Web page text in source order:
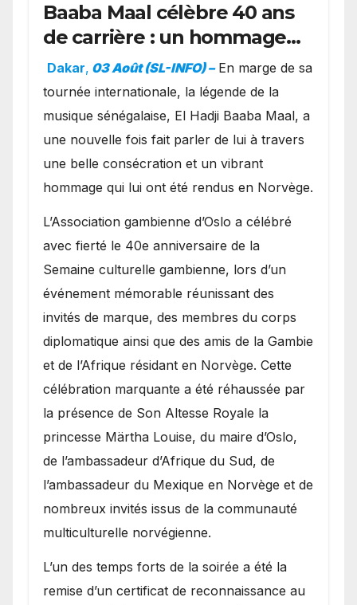
Baaba Maal célèbre 40 ans
de carrière : un hommage
exceptionnel à Oslo en
présence de la famille
royale.
Dakar, 03 Août (SL-INFO) – ​En marge de sa
tournée internationale, la légende de la
musique sénégalaise, El Hadji Baaba Maal, a
une nouvelle fois fait parler de lui à travers
une belle consécration et un vibrant
hommage qui lui ont été rendus en Norvège.
​L’Association gambienne d’Oslo a célébré
avec fierté le 40e anniversaire de la
Semaine culturelle gambienne, lors d’un
événement mémorable réunissant des
invités de marque, des membres du corps
diplomatique ainsi que des amis de la Gambie
et de l’Afrique résidant en Norvège. Cette
célébration marquante a été réhaussée par
la présence de Son Altesse Royale la
princesse Märtha Louise, du maire d’Oslo,
de l’ambassadeur d’Afrique du Sud, de
l’ambassadeur du Mexique en Norvège et de
nombreux invités issus de la communauté
multiculturelle norvégienne.
​L’un des temps forts de la soirée a été la
remise d’un certificat de reconnaissance au